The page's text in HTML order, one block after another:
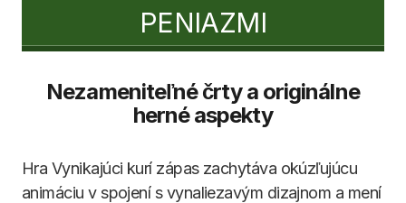
PENIAZMI
Nezameniteľné črty a originálne
herné aspekty
Hra Vynikajúci kurí zápas zachytáva okúzľujúcu
animáciu v spojení s vynaliezavým dizajnom a mení